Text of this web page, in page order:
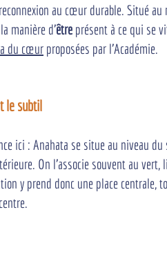
au cœur durable. Situé
manière d'être présent à ce qui se
du cœur proposées par l'Académie.
le subtil
ici : Anahata se situe au niveau
On l'associe souvent au vert,
y prend donc une place centrale,